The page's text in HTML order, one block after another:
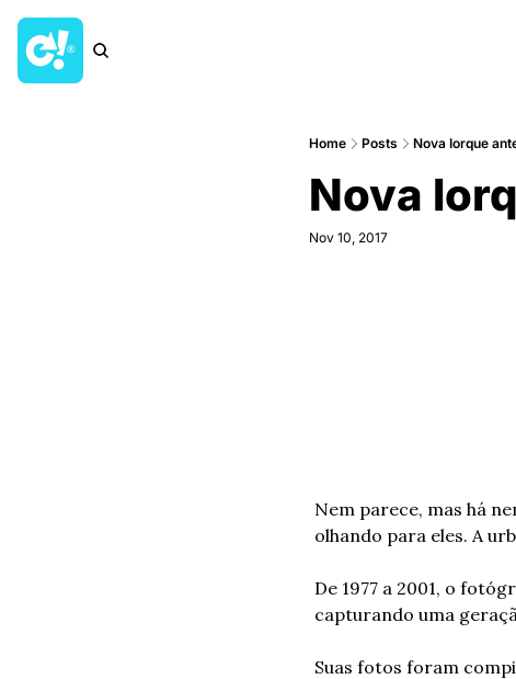
Home Posts Nova Iorque
Nova
Nov 10, 2017
Nem parece, mas há
olhando para eles. A
De 1977 a 2001, o
capturando uma
Suas fotos foram